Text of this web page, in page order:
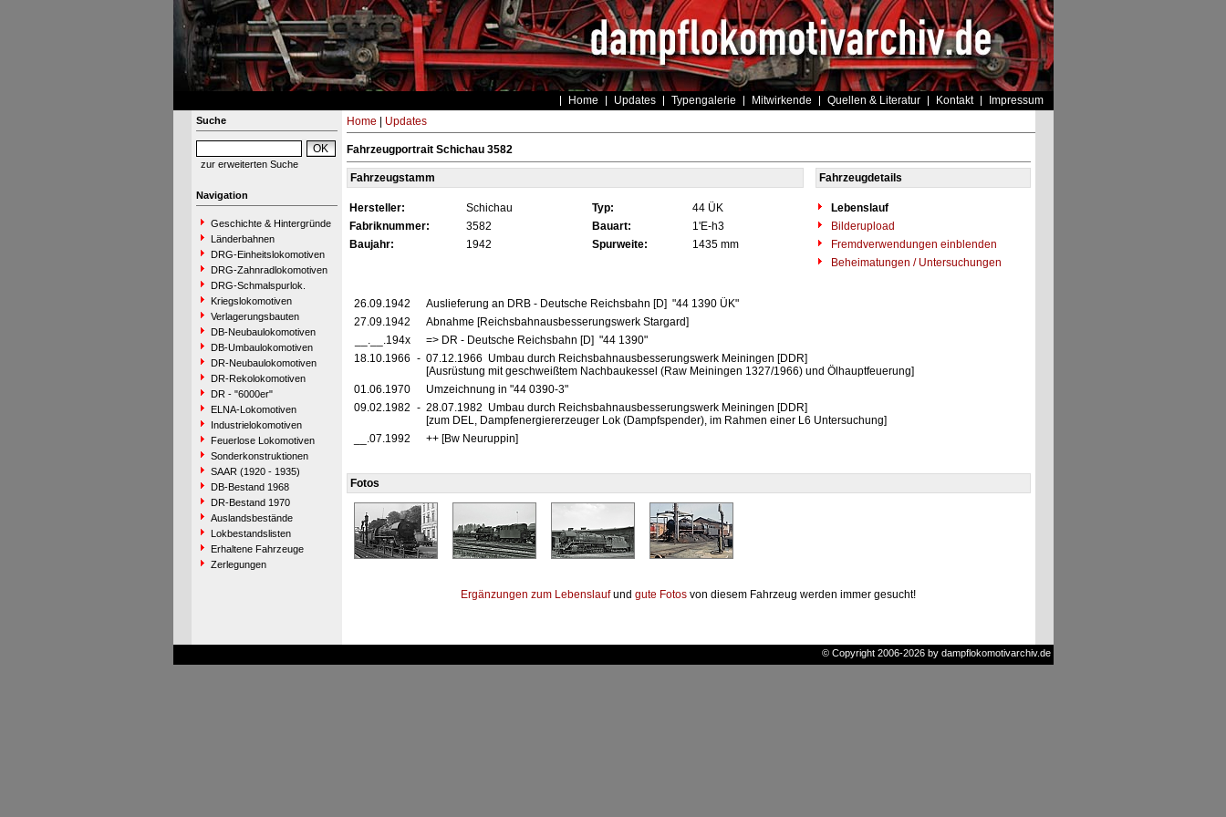
Home Updates Typengalerie Mitwirkende Quellen & Literatur Kontakt Impressum
Suche
zur erweiterten Suche
Navigation
Geschichte & Hintergründe
Länderbahnen
DRG-Einheitslokomotiven
DRG-Zahnradlokomotiven
DRG-Schmalspurlok.
Kriegslokomotiven
Verlagerungsbauten
DB-Neubaulokomotiven
DB-Umbaulokomotiven
DR-Neubaulokomotiven
DR-Rekolokomotiven
DR - "6000er"
ELNA-Lokomotiven
Industrielokomotiven
Feuerlose Lokomotiven
Sonderkonstruktionen
SAAR (1920 - 1935)
DB-Bestand 1968
DR-Bestand 1970
Auslandsbestände
Lokbestandslisten
Erhaltene Fahrzeuge
Zerlegungen
Home Updates
Fahrzeugportrait Schichau 3582
Fahrzeugstamm Fahrzeugdetails
Hersteller: Schichau Typ: 44 ÜK
Lebenslauf
Fabriknummer:
3582 Bauart: 1'E-h3
Bilderupload
Baujahr:
1942 Spurweite: 1435 mm
Fremdverwendungen einblenden
Beheimatungen / Untersuchungen
26.09.1942
Auslieferung an DRB - Deutsche Reichsbahn [D] "44 1390 ÜK"
27.09.1942
Abnahme [Reichsbahnausbesserungswerk Stargard]
__.__.194x
=> DR - Deutsche Reichsbahn [D] "44 1390"
18.10.1966 - 07.12.1966 Umbau durch Reichsbahnausbesserungswerk Meiningen [DDR]
[Ausrüstung mit geschweißtem Nachbaukessel (Raw Meiningen 1327/1966) und Ölhauptfeuerung]
01.06.1970
Umzeichnung in "44 0390-3"
09.02.1982 - 28.07.1982 Umbau durch Reichsbahnausbesserungswerk Meiningen [DDR]
[zum DEL, Dampfenergiererzeuger Lok (Dampfspender), im Rahmen einer L6 Untersuchung]
__.07.1992
++ [Bw Neuruppin]
Fotos
Ergänzungen zum Lebenslaufund gute Fotos von diesem Fahrzeug werden immer gesucht!
© Copyright 2006-2026 by dampflokomotivarchiv.de